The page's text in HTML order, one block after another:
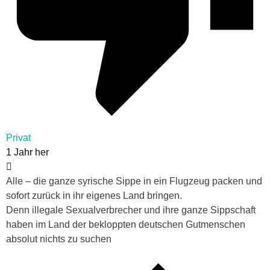
Privat
1 Jahr her
Alle – die ganze syrische Sippe in ein Flugzeug packen und
sofort zurück in ihr eigenes Land bringen.
Denn illegale Sexualverbrecher und ihre ganze Sippschaft
haben im Land der bekloppten deutschen Gutmenschen
absolut nichts zu suchen